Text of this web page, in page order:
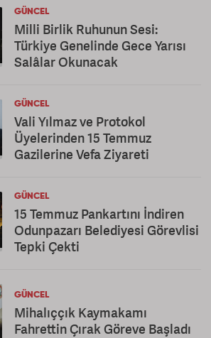
GÜNCEL
Milli Birlik Ruhunun Sesi:
Türkiye Genelinde Gece Yarısı
Salâlar Okunacak
GÜNCEL
Vali Yılmaz ve Protokol
Üyelerinden 15 Temmuz
Gazilerine Vefa Ziyareti
GÜNCEL
15 Temmuz Pankartını İndiren
Odunpazarı Belediyesi Görevlisi
Tepki Çekti
GÜNCEL
Mihalıççık Kaymakamı
Fahrettin Çırak Göreve Başladı